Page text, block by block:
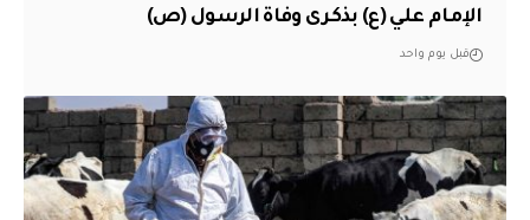
الإمام علي (ع) بذكرى وفاة الرسول (ص)
قبل يوم واحد